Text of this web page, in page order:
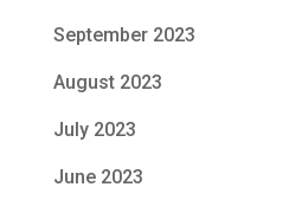
September 2023
August 2023
July 2023
June 2023